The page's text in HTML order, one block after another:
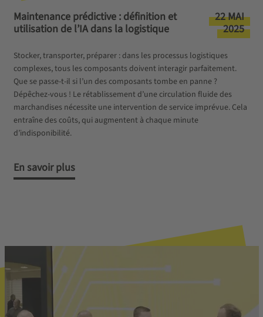
Maintenance prédictive : définition et
utilisation de l’IA dans la logistique
22 MAI
2025
Stocker, transporter, préparer : dans les processus logistiques
complexes, tous les composants doivent interagir parfaitement.
Que se passe-t-il si l’un des composants tombe en panne ?
Dépêchez-vous ! Le rétablissement d’une circulation fluide des
marchandises nécessite une intervention de service imprévue. Cela
entraîne des coûts, qui augmentent à chaque minute
d’indisponibilité.
En savoir plus